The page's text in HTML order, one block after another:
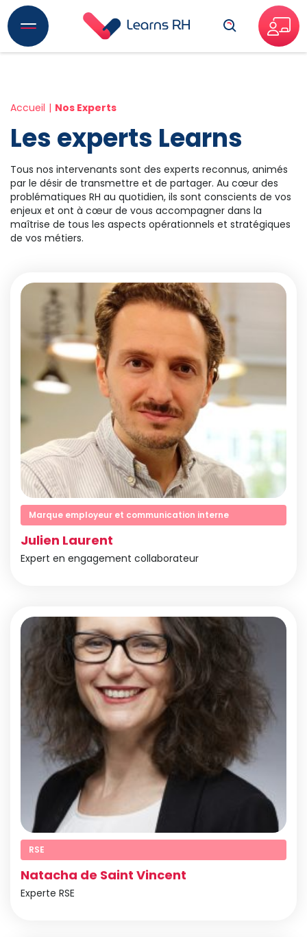
Recherche
Accueil Nos Experts
Les experts Learns
Tous nos intervenants sont des experts reconnus, animés
par le désir de transmettre et de partager. Au cœur des
problématiques RH au quotidien, ils sont conscients de vos
enjeux et ont à cœur de vous accompagner dans la
maîtrise de tous les aspects opérationnels et stratégiques
de vos métiers.
Marque employeur et communication interne
Julien Laurent
Expert en engagement collaborateur
RSE
Natacha de Saint Vincent
Experte RSE